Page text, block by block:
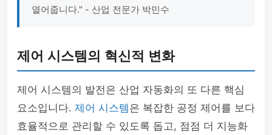
열어줍니다." - 산업 전문가 박민수
제어 시스템의 혁신적 변화
제어 시스템의 발전은 산업 자동화의 또 다른 핵심
요소입니다. 제어 시스템은 복잡한 공정 제어를 보다
효율적으로 관리할 수 있도록 돕고, 점점 더 지능화